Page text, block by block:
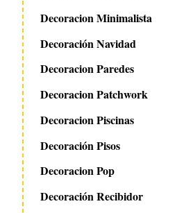
Decoracion Minimalista
Decoración Navidad
Decoracion Paredes
Decoracion Patchwork
Decoracion Piscinas
Decoración Pisos
Decoracion Pop
Decoración Recibidor